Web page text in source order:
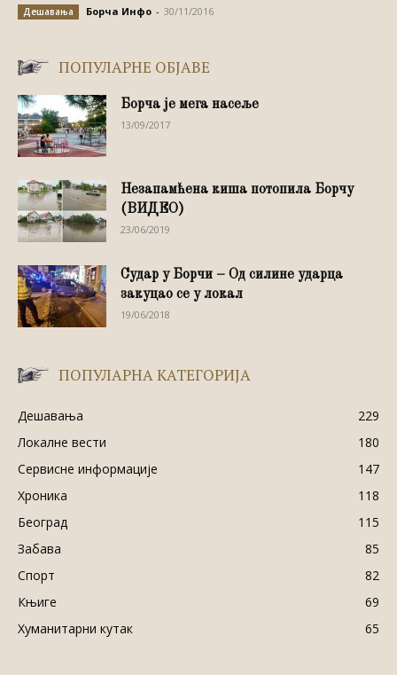
Дешавања Борча Инфо - 30/11/2016
ПОПУЛАРНЕ ОБЈАВЕ
Борча је мега насеље
13/09/2017
Незапамћена киша потопила Борчу
(ВИДЕО)
23/06/2019
Судар у Борчи – Од силине ударца
закуцао се у локал
19/06/2018
ПОПУЛАРНА КАТЕГОРИЈА
Дешавања
229
Локалне вести
180
Сервисне информације
147
Хроника
118
Београд
115
Забава
85
Спорт
82
Књиге
69
Хуманитарни кутак
65